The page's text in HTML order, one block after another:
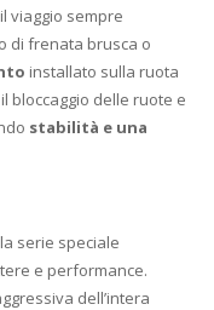
viaggio sempre
di frenata brusca o
installato sulla ruota
bloccaggio delle ruote e
stabilità e una
serie speciale
e performance.
dell’intera